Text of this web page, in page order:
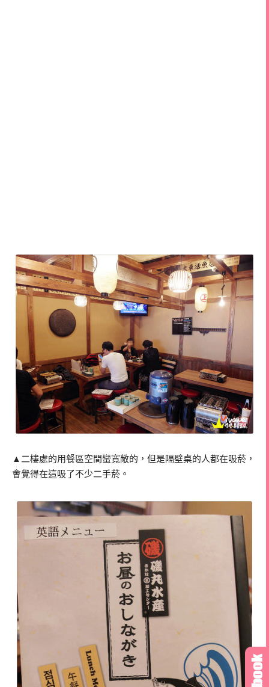
▲二樓處的用餐區空間蠻寬敞的，但是隔壁桌的人都在吸菸，
會覺得在這吸了不少二手菸。